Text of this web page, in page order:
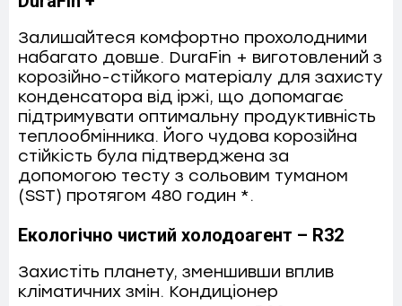
Залишайтеся комфортно прохолодними
набагато довше. DuraFin + виготовлений з
корозійно-стійкого матеріалу для захисту
конденсатора від іржі, що допомагає
підтримувати оптимальну продуктивність
теплообмінника. Його чудова корозійна
стійкість була підтверджена за
допомогою тесту з сольовим туманом
(SST) протягом 480 годин *.
Екологічно чистий холодоагент – R32
Захистіть планету, зменшивши вплив
кліматичних змін. Кондиціонер